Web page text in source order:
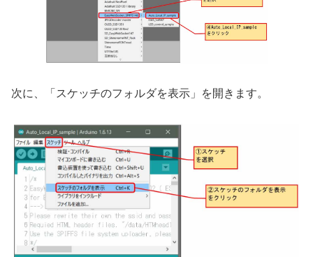
次に、「スケッチのフォルダを表示」を開きます。